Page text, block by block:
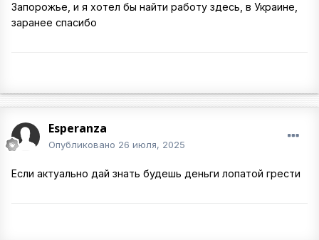
Запорожье, и я хотел бы найти работу здесь, в Украине,
заранее спасибо
Esperanza
Опубликовано 26 июля, 2025
Если актуально дай знать будешь деньги лопатой грести